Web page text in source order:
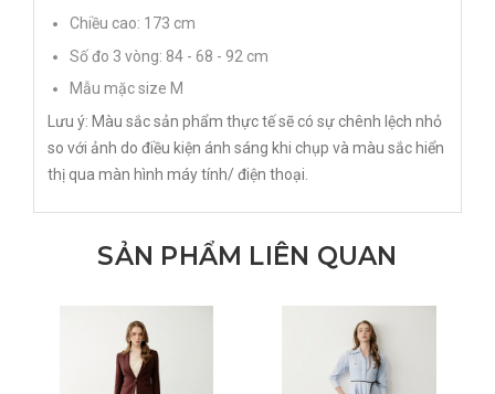
Chiều cao: 173 cm
Số đo 3 vòng: 84 - 68 - 92 cm
Mẫu mặc size M
Lưu ý: Màu sắc sản phẩm thực tế sẽ có sự chênh lệch nhỏ
so với ảnh do điều kiện ánh sáng khi chụp và màu sắc hiển
thị qua màn hình máy tính/ điện thoại.
SẢN PHẨM LIÊN QUAN